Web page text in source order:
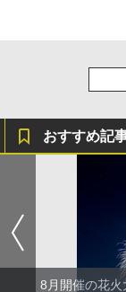
おすすめ記
8月開催の花